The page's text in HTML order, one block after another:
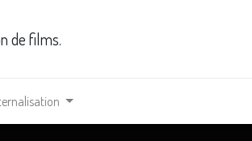
de films.